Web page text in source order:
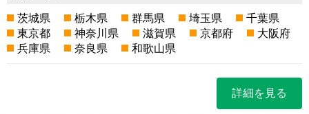
茨城県 栃木県 群馬県 埼玉県
千葉県
東京都
神奈川県 滋賀県 京都府
大阪府
兵庫県
奈良県 和歌山県
詳細を見る